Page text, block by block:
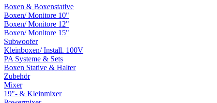
Boxen & Boxenstative
Boxen/ Monitore 10"
Boxen/ Monitore 12"
Boxen/ Monitore 15"
Subwoofer
Kleinboxen/ Install. 100V
PA Systeme & Sets
Boxen Stative & Halter
Zubehör
Mixer
19"- & Kleinmixer